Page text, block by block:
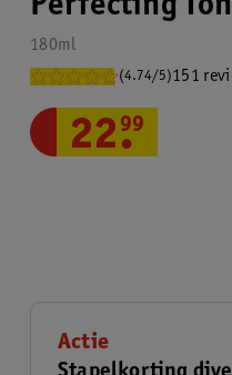
Perfecting
180ml
(4.74/5)151
22.
99
Actie